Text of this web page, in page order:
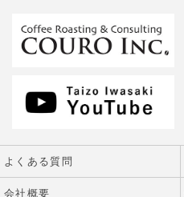
よくある質問
会社概要